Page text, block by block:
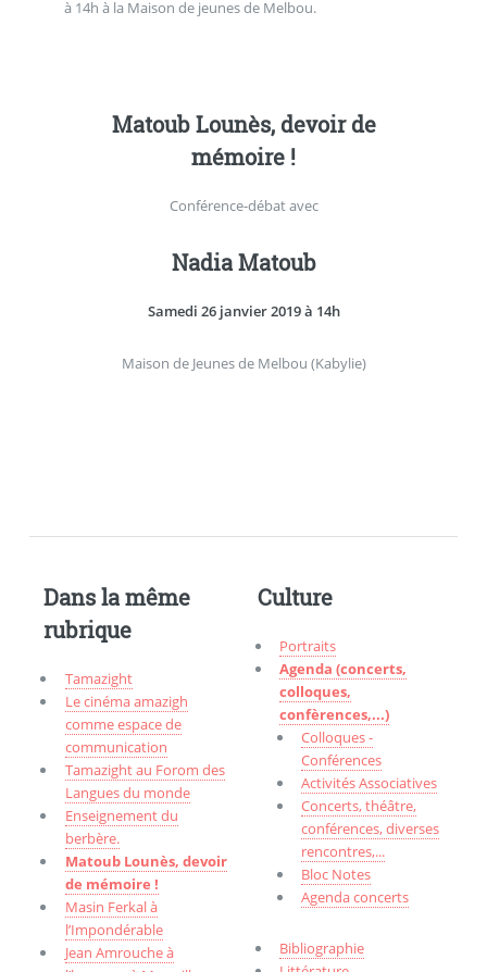
à 14h à la Maison de jeunes de Melbou.
Matoub Lounès, devoir de
mémoire !
Conférence-débat avec
Nadia Matoub
Samedi 26 janvier 2019 à 14h
Maison de Jeunes de Melbou (Kabylie)
Dans la même
rubrique
Tamazight
Le cinéma amazigh
comme espace de
communication
Tamazight au Forom des
Langues du monde
Enseignement du
berbère.
Matoub Lounès, devoir
de mémoire !
Masin Ferkal à
l’Impondérable
Jean Amrouche à
Culture
Portraits
Agenda (concerts,
colloques,
confèrences,...)
Colloques -
Conférences
Activités Associatives
Concerts, théâtre,
conférences, diverses
rencontres,...
Bloc Notes
Agenda concerts
Bibliographie